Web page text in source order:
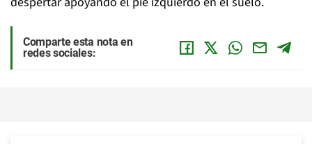
Comparte esta nota en
redes sociales: